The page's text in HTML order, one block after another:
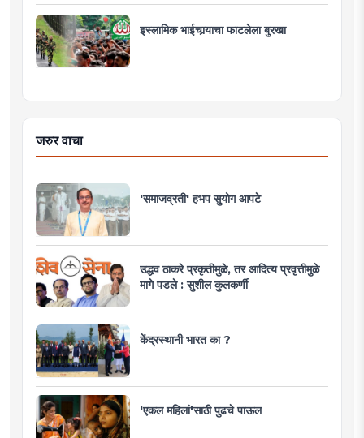
इस्लामिक भाईचार्‍याचा फाटलेला बुरखा
जरुर वाचा
'समाजव्रती' हभप सुयोग आपटे
उद्धव ठाकरे प्रकृतीमुळे, तर आदित्य प्रवृत्तीमुळे
मागे पडले : सुशील कुलकर्णी
केंद्रस्थानी भारत का ?
'एकल महिलां'साठी पुढचे पाऊल